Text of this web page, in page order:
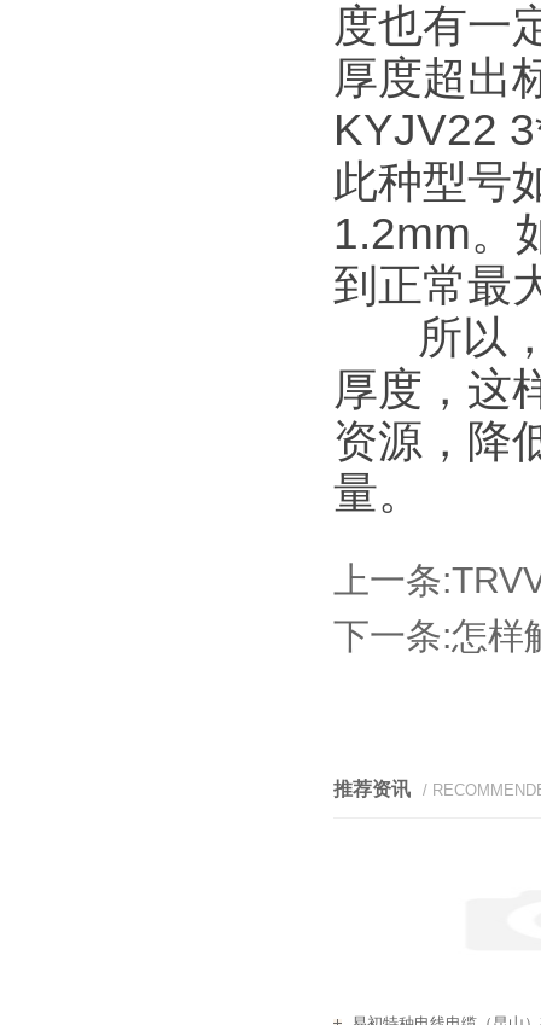
度也有一
厚度超出
KYJV22
此种型号
1.2mm。
到正常最
所以，
厚度，这
资源，降
量。
上一条:
下一条:怎样
推荐资讯 /